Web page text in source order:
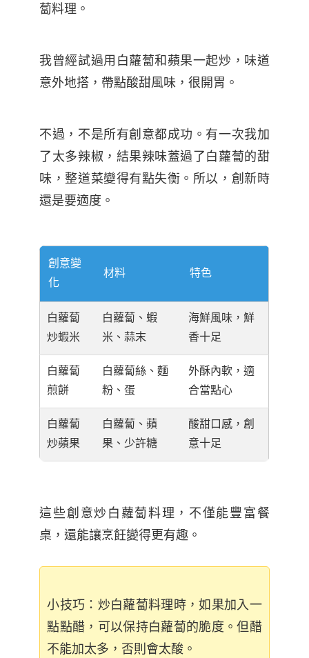
蔔料理。
我曾經試過用白蘿蔔和蘋果一起炒，味道
意外地搭，帶點酸甜風味，很開胃。
不過，不是所有創意都成功。有一次我加
了太多辣椒，結果辣味蓋過了白蘿蔔的甜
味，整道菜變得有點失衡。所以，創新時
還是要適度。
創意變
化
材料 特色
白蘿蔔
炒蝦米
白蘿蔔、蝦
米、蒜末
海鮮風味，鮮
香十足
白蘿蔔
煎餅
白蘿蔔絲、麵
粉、蛋
外酥內軟，適
合當點心
白蘿蔔
炒蘋果
白蘿蔔、蘋
果、少許糖
酸甜口感，創
意十足
這些創意炒白蘿蔔料理，不僅能豐富餐
桌，還能讓烹飪變得更有趣。
小技巧：炒白蘿蔔料理時，如果加入一
點點醋，可以保持白蘿蔔的脆度。但醋
不能加太多，否則會太酸。